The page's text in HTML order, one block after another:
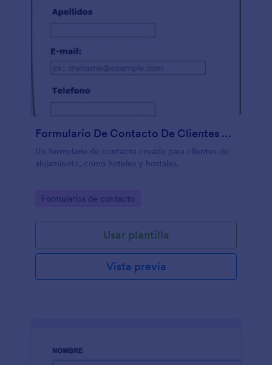
Formulario De Contacto De Clientes De Hostelería
Un formulario de contacto creado para clientes de
alojamiento, como hoteles y hostales.
Go to Category:
Formularios de contacto
Usar plantilla
Vista previa